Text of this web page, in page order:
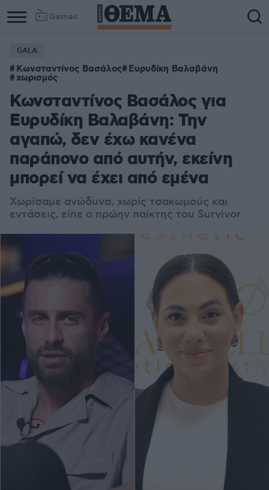
Games
GALA
Κωνσταντίνος Βασάλος Ευρυδίκη Βαλαβάνη
χωρισμός
Κωνσταντίνος Βασάλος για
Ευρυδίκη Βαλαβάνη: Την
αγαπώ, δεν έχω κανένα
παράπονο από αυτήν, εκείνη
μπορεί να έχει από εμένα
Χωρίσαμε ανώδυνα, χωρίς τσακωμούς και
εντάσεις, είπε ο πρώην παίκτης του Survivor